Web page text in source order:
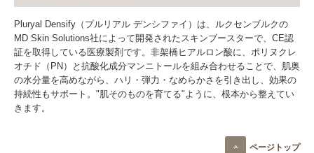
Pluryal Densify（プルリアル デンシファイ）は、ルクセンブルクの
MD Skin Solutions社によって開発されたスキンブースターで、CE認
証を取得している医療製剤です。⾮架橋ヒアルロン酸に、ポリヌクレ
オチド（PN）と抗酸化成分マンニトールを組み合わせることで、肌奥
の⽔分量を⾼めながら、ハリ・弾⼒・なめらかさを引き出し、効果の
持続性もサポート。"肌そのものを育てる"ように、根本から整えてい
きます。
ページトップ